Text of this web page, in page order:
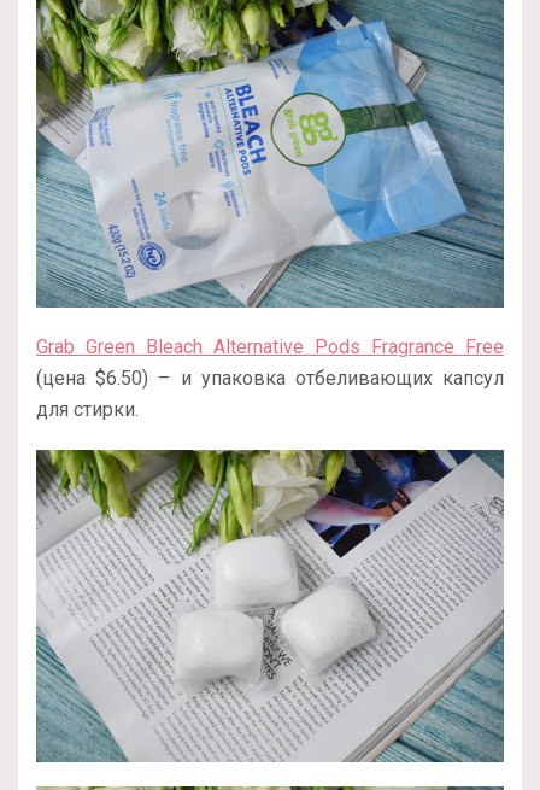
Grab Green Bleach Alternative Pods Fragrance Free
(цена $6.50) – и упаковка отбеливающих капсул
для стирки.